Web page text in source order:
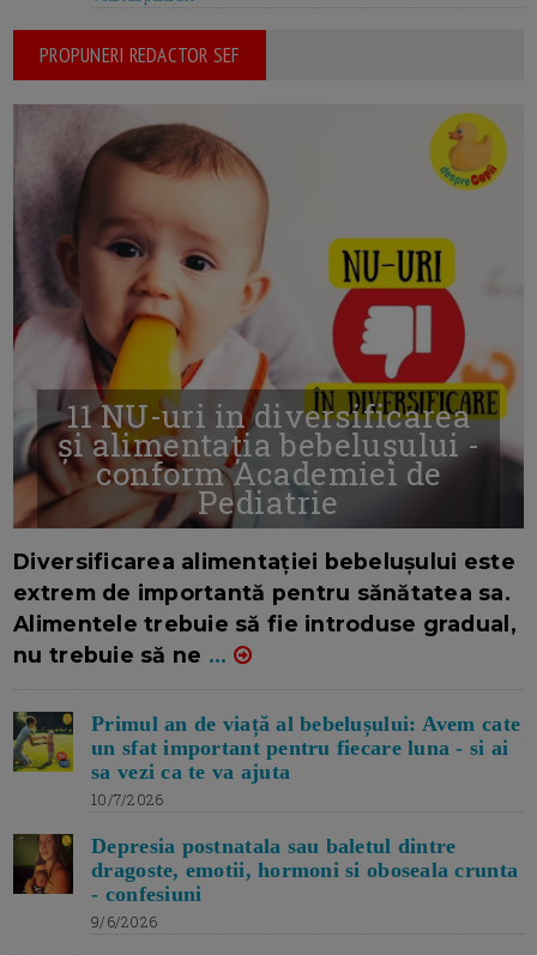
PROPUNERI REDACTOR SEF
11 NU-uri in diversificarea
și alimentația bebelușului -
conform Academiei de
Pediatrie
Diversificarea alimentației bebelușului este
extrem de importantă pentru sănătatea sa.
Alimentele trebuie să fie introduse gradual,
nu trebuie să ne ...
Primul an de viață al bebelușului: Avem cate
un sfat important pentru fiecare luna - si ai
sa vezi ca te va ajuta
10/7/2026
Depresia postnatala sau baletul dintre
dragoste, emotii, hormoni si oboseala crunta
- confesiuni
9/6/2026